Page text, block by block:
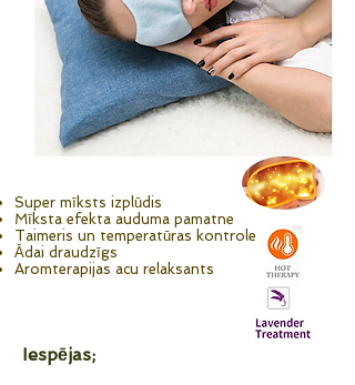
Super mīksts izplūdis
Mīksta efekta auduma pamatne
Taimeris un temperatūras kontrole
Ādai draudzīgs
Aromterapijas acu relaksants
Iespējas;